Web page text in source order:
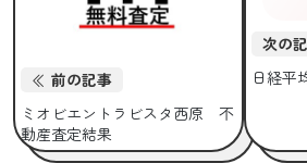
前の記事
ミオビエントラビスタ西原 不
動産査定結果
次の
日経平